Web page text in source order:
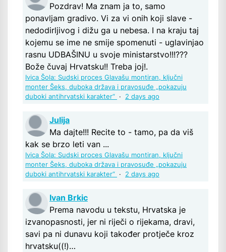
Pozdrav! Ma znam ja to, samo
ponavljam gradivo. Vi za vi onih koji slave -
nedodirljivog i dižu ga u nebesa. I na kraju taj
kojemu se ime ne smije spomenuti - uglavinjao
rasnu UDBAŠINU u svoje ministarstvo!!!???
Bože čuvaj Hrvatsku!! Treba joj!.
Ivica Šola: Sudski proces Glavašu montiran, ključni
monter Šeks, duboka država i pravosuđe „pokazuju
duboki antihrvatski karakter“ · 2 days ago
Julija
Ma dajte!!! Recite to - tamo, pa da viš
kak se brzo leti van ...
Ivica Šola: Sudski proces Glavašu montiran, ključni
monter Šeks, duboka država i pravosuđe „pokazuju
duboki antihrvatski karakter“ · 2 days ago
Ivan Brkic
Prema navodu u tekstu, Hrvatska je
izvanopasnosti, jer ni riječi o rijekama, dravi,
savi pa ni dunavu koji također protječe kroz
hrvatsku((!)…